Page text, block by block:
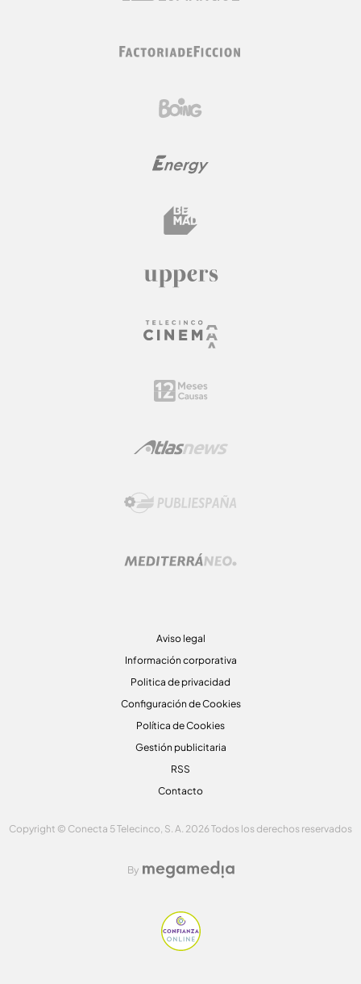
Aviso legal
Información corporativa
Politica de privacidad
Configuración de Cookies
Política de Cookies
Gestión publicitaria
RSS
Contacto
Copyright © Conecta 5 Telecinco, S. A. 2026 Todos los derechos reservados
By